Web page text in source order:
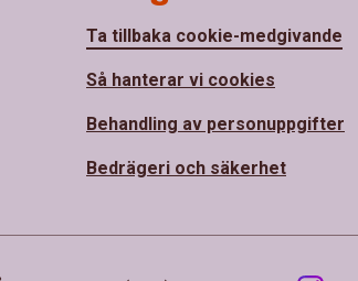
Ta tillbaka cookie-medgivande
Så hanterar vi cookies
Behandling av personuppgifter
Bedrägeri och säkerhet